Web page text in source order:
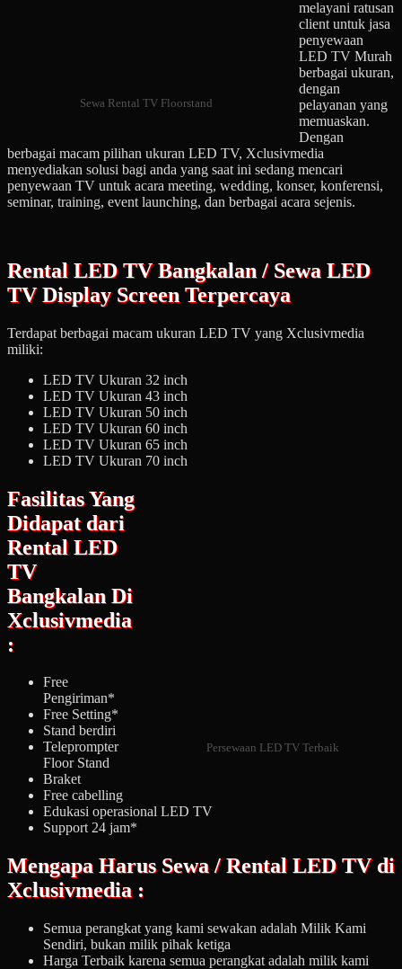
Sewa Rental TV Floorstand
melayani ratusan
client untuk jasa
penyewaan
LED TV Murah
berbagai ukuran,
dengan
pelayanan yang
memuaskan.
Dengan
berbagai macam pilihan ukuran LED TV, Xclusivmedia
menyediakan solusi bagi anda yang saat ini sedang mencari
penyewaan TV untuk acara meeting, wedding, konser, konferensi,
seminar, training, event launching, dan berbagai acara sejenis.
Rental LED TV Bangkalan / Sewa LED
TV Display Screen Terpercaya
Terdapat berbagai macam ukuran LED TV yang Xclusivmedia
miliki:
LED TV Ukuran 32 inch
LED TV Ukuran 43 inch
LED TV Ukuran 50 inch
LED TV Ukuran 60 inch
LED TV Ukuran 65 inch
LED TV Ukuran 70 inch
Persewaan LED TV Terbaik
Fasilitas Yang
Didapat dari
Rental LED
TV
Bangkalan Di
Xclusivmedia
:
Free
Pengiriman*
Free Setting*
Stand berdiri
Teleprompter
Floor Stand
Braket
Free cabelling
Edukasi operasional LED TV
Support 24 jam*
Mengapa Harus Sewa / Rental LED TV di
Xclusivmedia :
Semua perangkat yang kami sewakan adalah Milik Kami
Sendiri, bukan milik pihak ketiga
Harga Terbaik karena semua perangkat adalah milik kami